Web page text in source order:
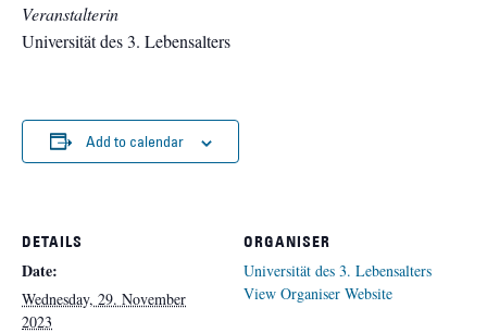
Veranstalterin
Universität des 3. Lebensalters
Add to calendar
DETAILS
Date:
Wednesday, 29. November
2023
ORGANISER
Universität des 3. Lebensalters
View Organiser Website